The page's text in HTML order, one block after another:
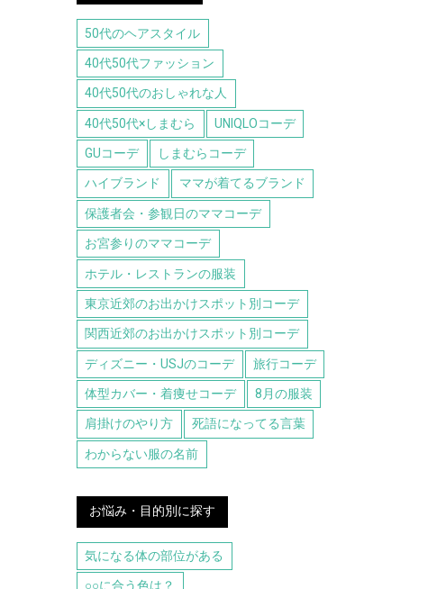
50代のヘアスタイル
40代50代ファッション
40代50代のおしゃれな人
40代50代×しまむら UNIQLOコーデ
GUコーデ しまむらコーデ
ハイブランド ママが着てるブランド
保護者会・参観日のママコーデ
お宮参りのママコーデ
ホテル・レストランの服装
東京近郊のお出かけスポット別コーデ
関西近郊のお出かけスポット別コーデ
ディズニー・USJのコーデ 旅行コーデ
体型カバー・着痩せコーデ 8月の服装
肩掛けのやり方 死語になってる言葉
わからない服の名前
お悩み・目的別に探す
気になる体の部位がある
○○に合う色は？